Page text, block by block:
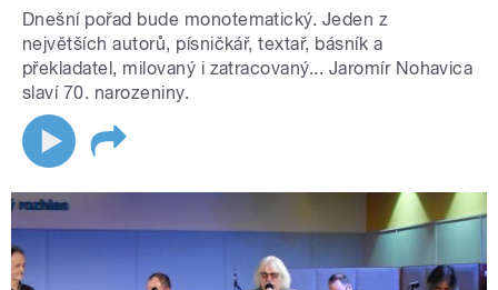
Dnešní pořad bude monotematický. Jeden z
největších autorů, písničkář, textař, básník a
překladatel, milovaný i zatracovaný... Jaromír Nohavica
slaví 70. narozeniny.